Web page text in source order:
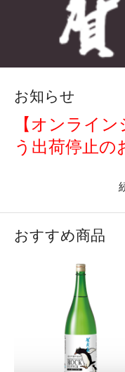
お知らせ
【オンライ
う出荷停止の
誠にありがとうござ
ていただきます。
っておりますが、商
対応は休止となります
休業期間中にいただ
きましては、8月18
いただきます。
お客様にはご不便、
ご理解賜りますよう
おすすめ商品